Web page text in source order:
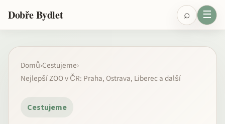
Dobře Bydlet ⌕ ☰
Domů›Cestujeme›
Nejlepší ZOO v ČR: Praha, Ostrava, Liberec a další
Cestujeme